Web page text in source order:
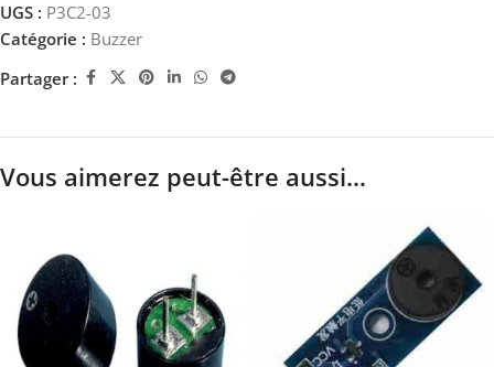
UGS : P3C2-03
Catégorie : Buzzer
Partager :
Vous aimerez peut-être aussi…